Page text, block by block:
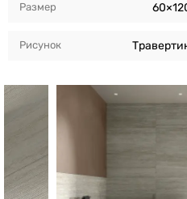
Размер
Рисунок